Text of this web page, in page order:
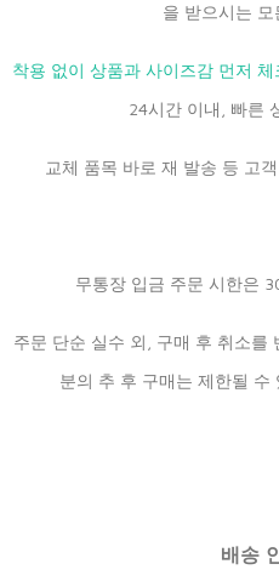
을 받으시는
착용 없이 상품과 사이즈감 먼저 체
24시간 이내, 빠른
교체 품목 바로 재 발송 등 고
무통장 입금 주문 시한은
주문 단순 실수 외, 구매 후 취소
분의 추 후 구매는 제한될
배송